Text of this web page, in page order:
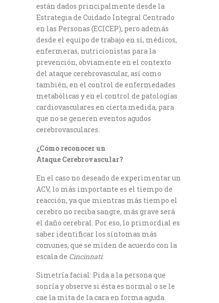
están dados principalmente desde la
Estrategia de Cuidado Integral Centrado
en las Personas (ECICEP), pero además
desde el equipo de trabajo en sí, médicos,
enfermeras, nutricionistas para la
prevención, obviamente en el contexto
del ataque cerebrovascular, así como
también, en el control de enfermedades
metabólicas y en el control de patologías
cardiovasculares en cierta medida, para
que no se generen eventos agudos
cerebrovasculares.
¿Cómo reconocer un
Ataque Cerebrovascular?
En el caso no deseado de experimentar un
ACV, lo más importante es el tiempo de
reacción, ya que mientras más tiempo el
cerebro no reciba sangre, más grave será
el daño cerebral. Por eso, lo primordial es
saber identificar los síntomas más
comunes, que se miden de acuerdo con la
escala de Cincinnati:
Simetría facial: Pida a la persona que
sonría y observe si ésta es normal o se le
cae la mita de la cara en forma aguda.